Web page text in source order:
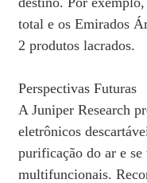
total e os Emirados
2 produtos lacrados.
Perspectivas Futuras
A Juniper Research
eletrônicos
purificação do ar e
multifuncionais.